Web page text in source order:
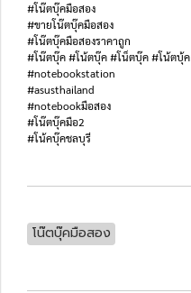
#โน๊ตบุ๊คมือสอง
#ขายโน๊ตบุ๊คมือสอง
#โน๊ตบุ๊คมือสองราคาถูก
#โน๊ตบุ๊ค #โน้ตบุ๊ค #โน็ตบุ๊ค #โน้ตบุ้ค
#notebookstation
#asusthailand
#notebookมือสอง
#โน๊ตบุ๊คมือ2
#โน้คบุ๊คชลบุรี
โน๊ตบุ๊คมือสอง